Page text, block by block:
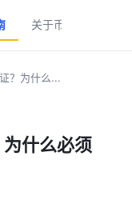
关于币安
？为什么...
什么必须